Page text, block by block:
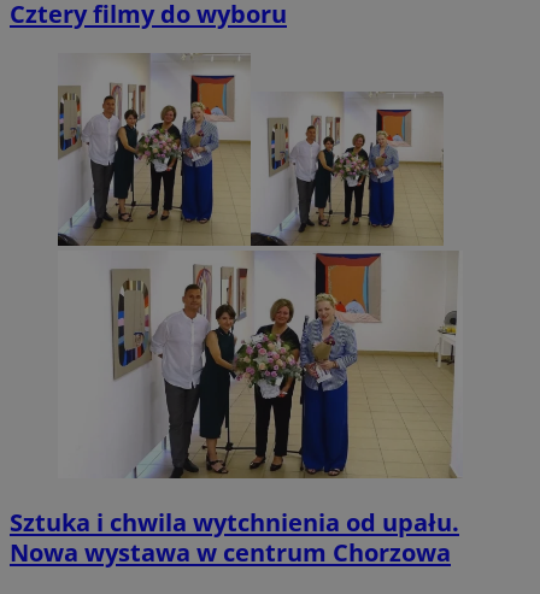
Cztery filmy do wyboru
Sztuka i chwila wytchnienia od upału.
Nowa wystawa w centrum Chorzowa